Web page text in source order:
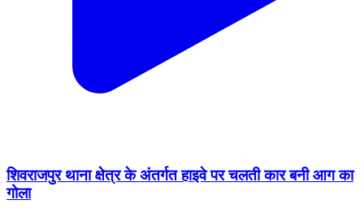
शिवराजपुर थाना क्षेत्र के अंतर्गत हाइवे पर चलती कार बनी आग का
गोला